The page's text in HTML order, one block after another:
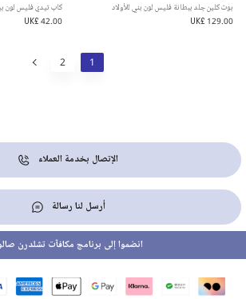
بوت كلين جلد ببطانة فليس لون بني للأولاد
UK£ 129.00
كاب تيدي فليس لون
UK£ 42.00
1
2
الإتصال بخدمة العملاء
أرسل لنا رسالة
انضموا إلى برنامج مكافآت تشلدرن